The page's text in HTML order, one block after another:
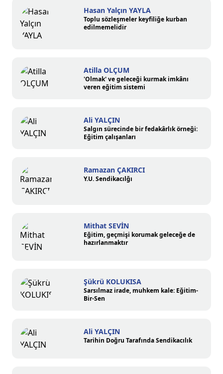
Hasan Yalçın YAYLA
Toplu sözleşmeler keyfiliğe kurban
edilmemelidir
Atilla OLÇUM
'Olmak' ve geleceği kurmak imkânı
veren eğitim sistemi
Ali YALÇIN
Salgın sürecinde bir fedakârlık örneği:
Eğitim çalışanları
Ramazan ÇAKIRCI
Y.U. Sendikacılğı
Mithat SEVİN
Eğitim, geçmişi korumak geleceğe de
hazırlanmaktır
Şükrü KOLUKISA
Sarsılmaz irade, muhkem kale: Eğitim-
Bir-Sen
Ali YALÇIN
Tarihin Doğru Tarafında Sendikacılık